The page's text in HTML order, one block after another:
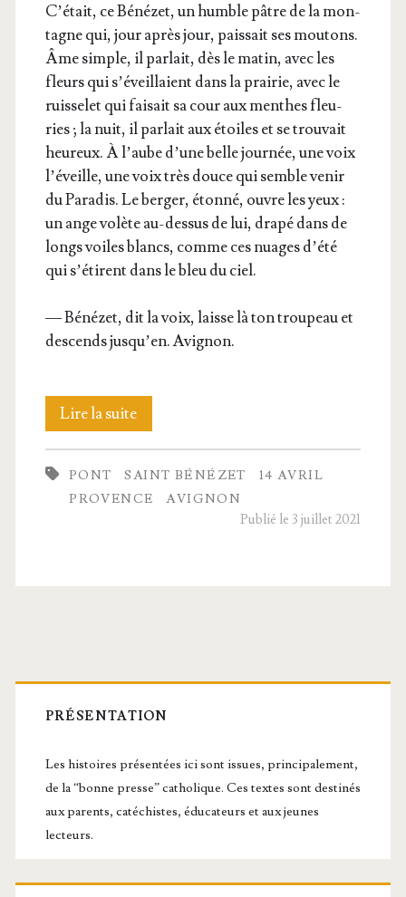
C’é­tait, ce Béné­zet, un humble pâtre de la mon­
tagne qui, jour après jour, pais­sait ses mou­tons.
Âme simple, il par­lait, dès le matin, avec les
fleurs qui s’é­veillaient dans la prai­rie, avec le
ruis­se­let qui fai­sait sa cour aux menthes fleu­
ries ; la nuit, il par­lait aux étoiles et se trou­vait
heu­reux. À l’aube d’une belle jour­née, une voix
l’é­veille, une voix très douce qui semble venir
du Para­dis. Le ber­ger, éton­né, ouvre les yeux :
un ange volète au-des­sus de lui, dra­pé dans de
longs voiles blancs, comme ces nuages d’é­té
qui s’é­tirent dans le bleu du ciel.
— Béné­zet, dit la voix, laisse là ton trou­peau et
des­cends jus­qu’en. Avignon.
Lire la suiteSur
le
pont
PONT SAINT BÉNÉZET
14 AVRIL
PROVENCE
AVIGNON
Publié le 3 juillet 2021
Barre
latérale
principale
PRÉSENTATION
Les histoires présentées ici sont issues, principalement,
de la “bonne presse” catholique. Ces textes sont destinés
aux parents, catéchistes, éducateurs et aux jeunes
lecteurs.